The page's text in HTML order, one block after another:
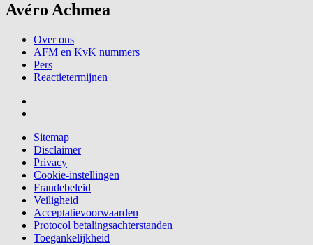
Avéro Achmea
Over ons
AFM en KvK nummers
Pers
Reactietermijnen
Sitemap
Disclaimer
Privacy
Cookie-instellingen
Fraudebeleid
Veiligheid
Acceptatievoorwaarden
Protocol betalingsachterstanden
Toegankelijkheid